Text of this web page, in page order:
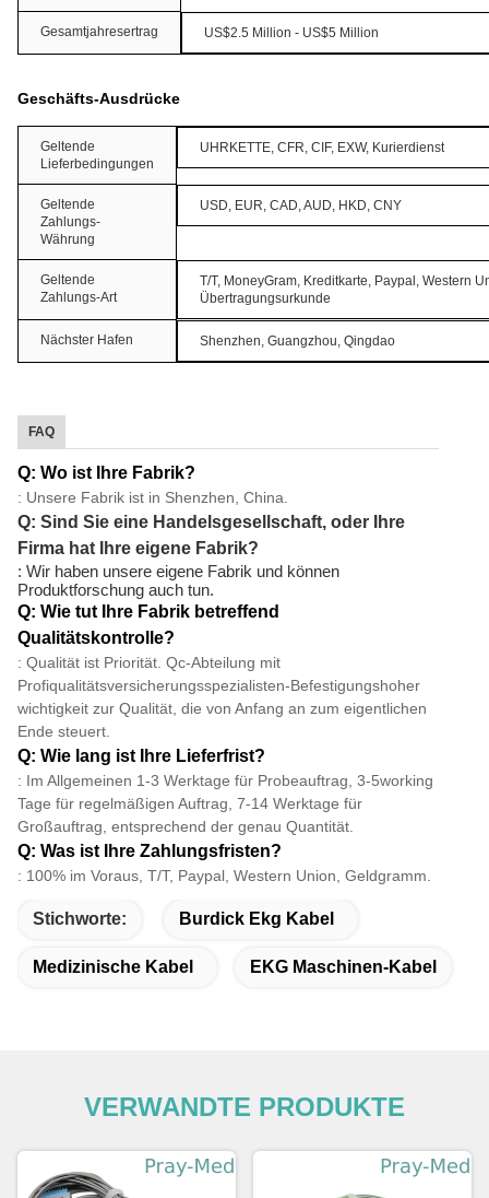
Gesamtjahresertrag US$2.5 Million - US$5 Million
Geschäfts-Ausdrücke
Geltende
Lieferbedingungen
UHRKETTE, CFR, CIF, EXW, Kurierdienst
Geltende
Zahlungs-
Währung
USD, EUR, CAD, AUD, HKD, CNY
Geltende
Zahlungs-Art
T/T, MoneyGram, Kreditkarte, Paypal, Western
Übertragungsurkunde
Nächster Hafen Shenzhen, Guangzhou, Qingdao
FAQ
Q: Wo ist Ihre Fabrik?
: Unsere Fabrik ist in Shenzhen, China.
Q: Sind Sie eine Handelsgesellschaft, oder Ihre
Firma hat Ihre eigene Fabrik?
: Wir haben unsere eigene Fabrik und können
Produktforschung auch tun.
Q: Wie tut Ihre Fabrik betreffend
Qualitätskontrolle?
: Qualität ist Priorität. Qc-Abteilung mit
Profiqualitätsversicherungsspezialisten-Befestigungshoher
wichtigkeit zur Qualität, die von Anfang an zum eigentlichen
Ende steuert.
Q: Wie lang ist Ihre Lieferfrist?
: Im Allgemeinen 1-3 Werktage für Probeauftrag, 3-5working
Tage für regelmäßigen Auftrag, 7-14 Werktage für
Großauftrag, entsprechend der genau Quantität.
Q: Was ist Ihre Zahlungsfristen?
: 100% im Voraus, T/T, Paypal, Western Union, Geldgramm.
Stichworte: Burdick Ekg Kabel
Medizinische Kabel EKG Maschinen-Kabel
VERWANDTE PRODUKTE